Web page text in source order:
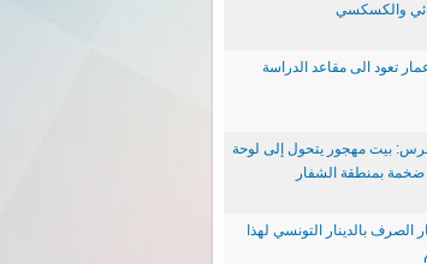
والكسكسي
تعود الى مقاعد الدراسة
بيت مهجور يتحول إلى لوحة
ضخمة بمنطقة الشفار
الصرف بالدينار التونسي لهذا